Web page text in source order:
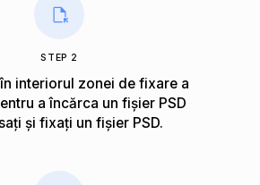
STEP 2
interiorul zonei de fixare a
a încărca un fișier PSD
și fixați un fișier PSD.